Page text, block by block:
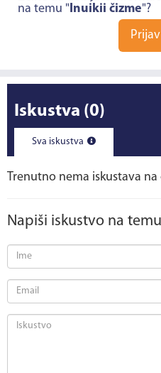
na temu "Inuikii čizme"?
Iskustva (0)
Sva iskustva
Trenutno nema iskustava
Napiši iskustvo na temu